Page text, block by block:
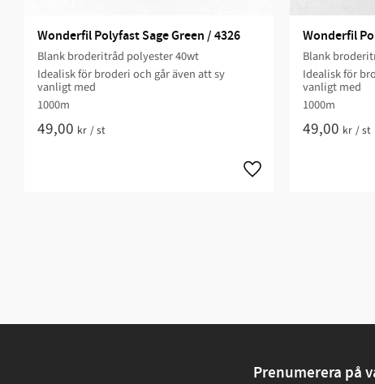
Wonderfil Polyfast Sage Green / 4326
Blank broderitråd polyester 40wt
Idealisk för broderi och går även att sy
vanligt med
1000m
49,00 kr /st
Wonderfil
Blank
Idealisk för
vanligt med
1000m
49,00 kr /st
Prenumerera på